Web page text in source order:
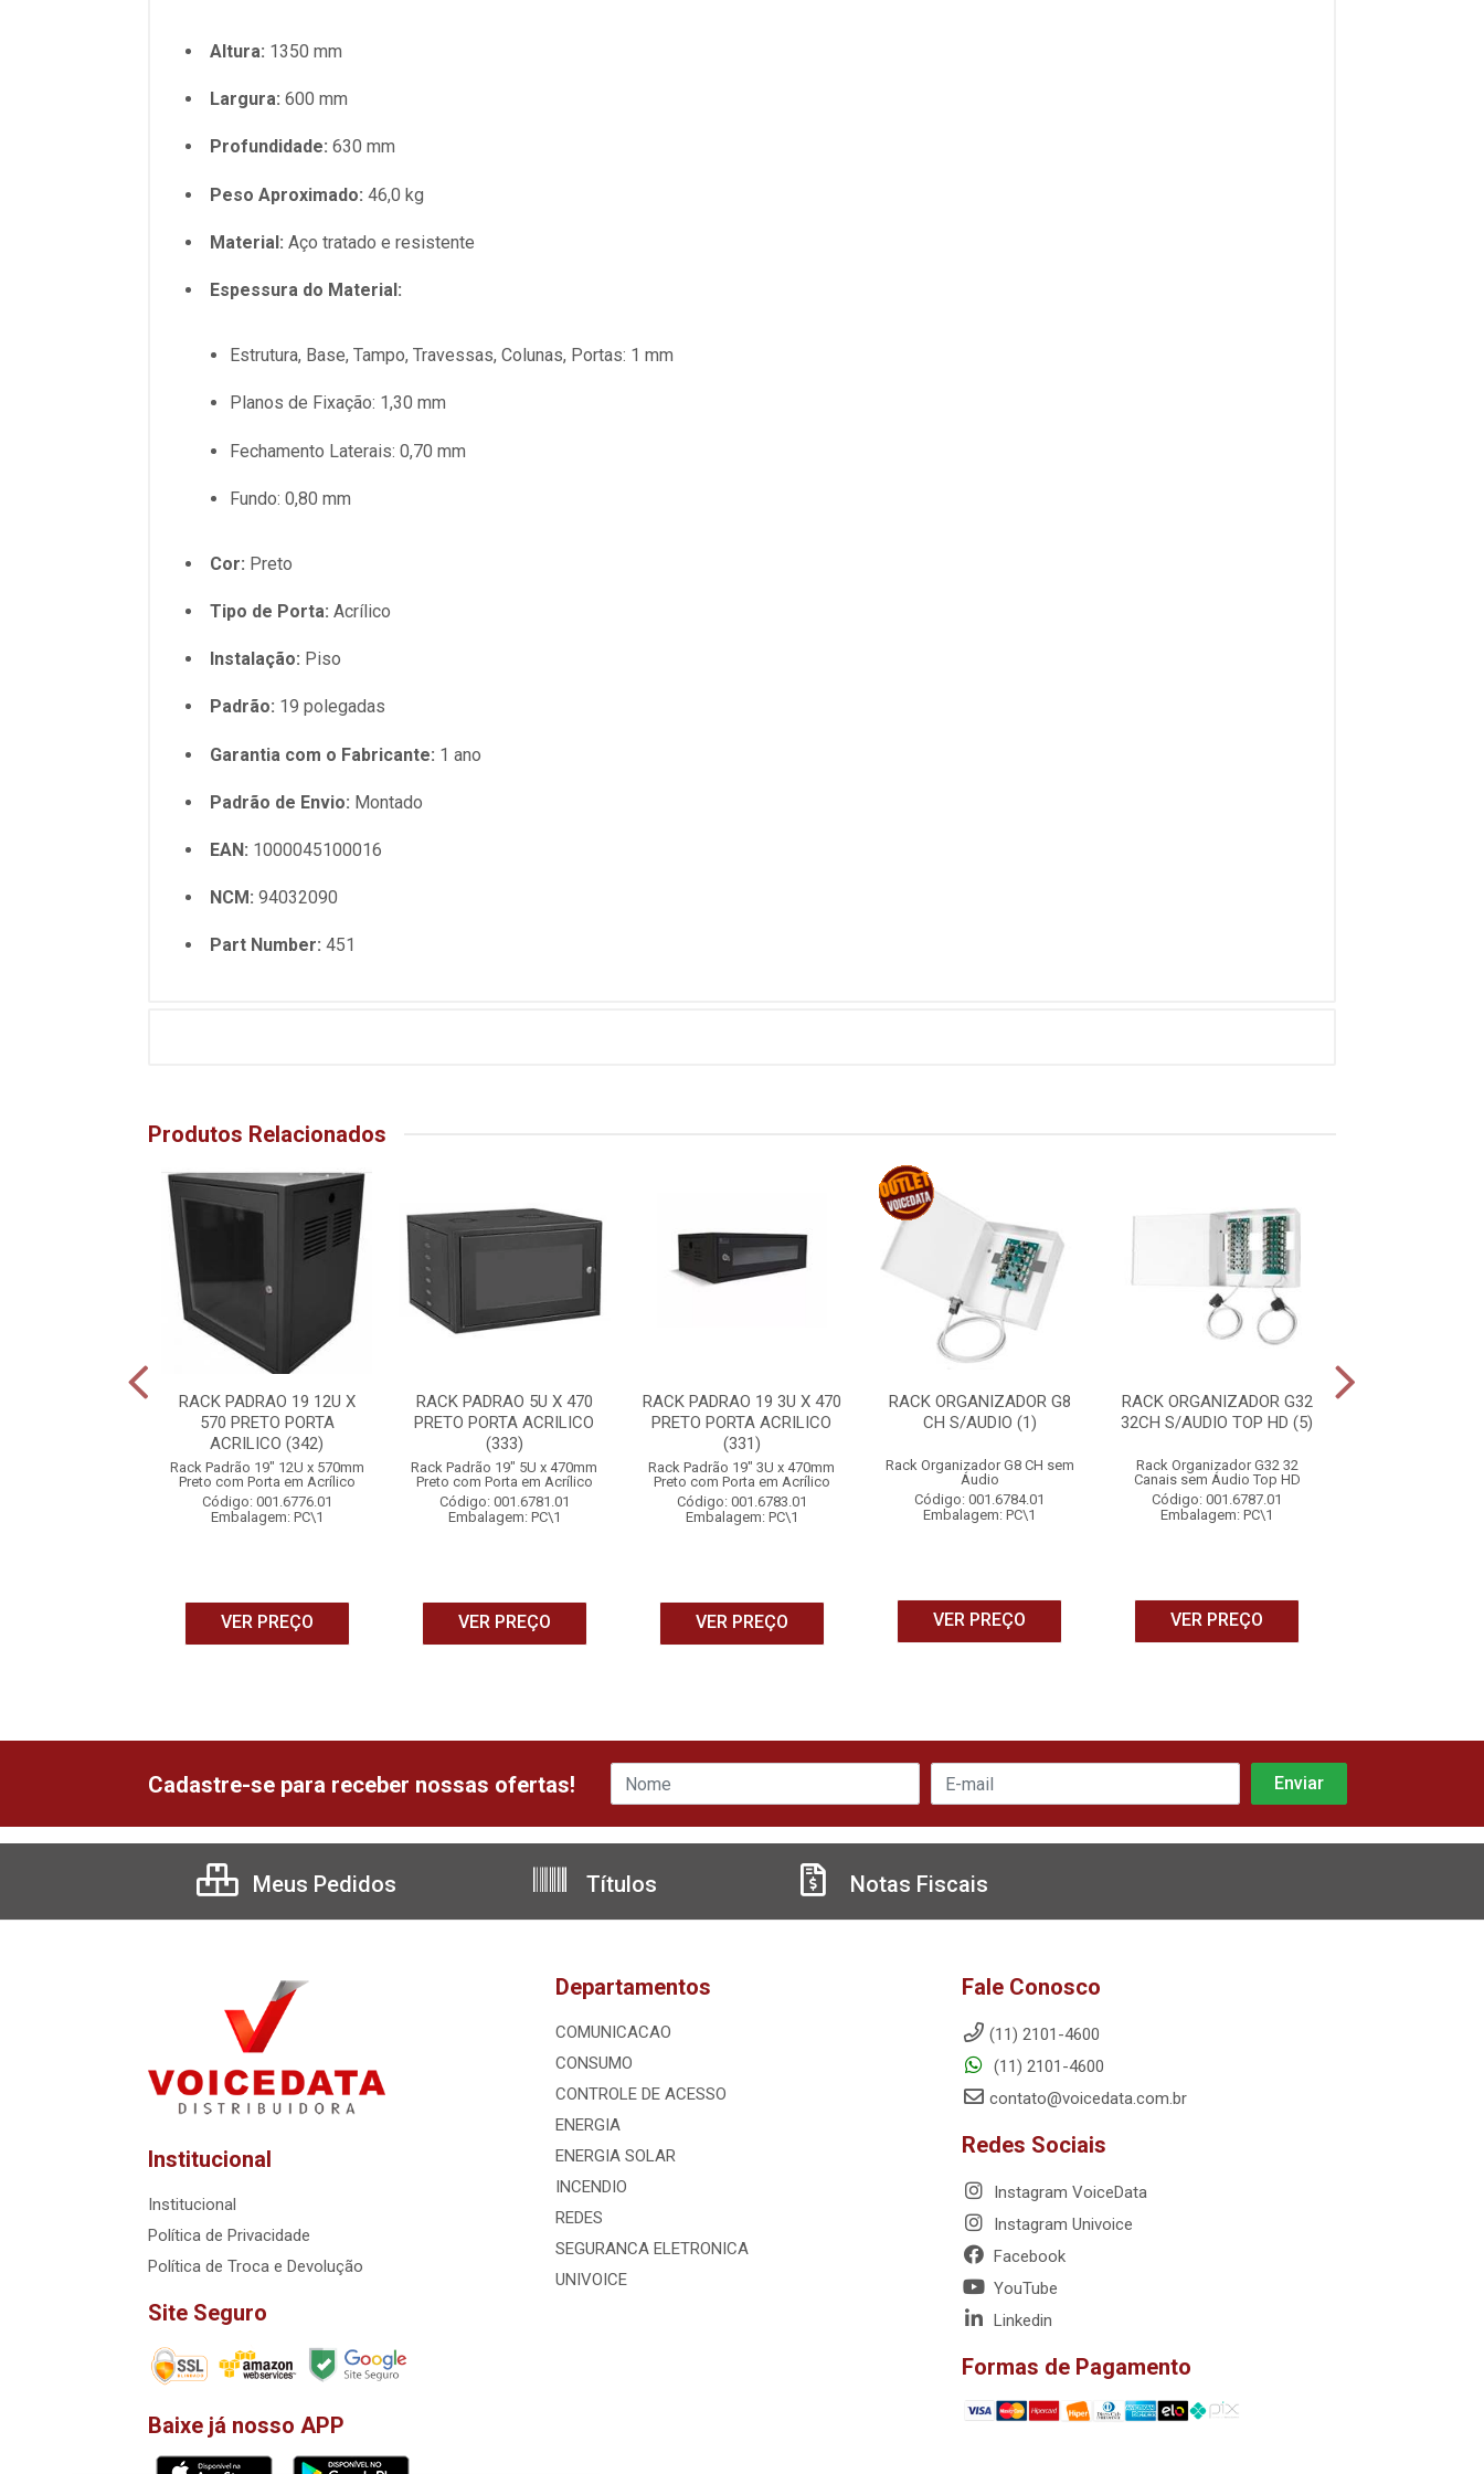
Altura: 1350 mm
Largura: 600 mm
Profundidade: 630 mm
Peso Aproximado: 46,0 kg
Material: Aço tratado e resistente
Espessura do Material:
Estrutura, Base, Tampo, Travessas, Colunas, Portas: 1 mm
Planos de Fixação: 1,30 mm
Fechamento Laterais: 0,70 mm
Fundo: 0,80 mm
Cor: Preto
Tipo de Porta: Acrílico
Instalação: Piso
Padrão: 19 polegadas
Garantia com o Fabricante: 1 ano
Padrão de Envio: Montado
EAN: 1000045100016
NCM: 94032090
Part Number: 451
Produtos Relacionados
RACK PADRAO 19 12U X
570 PRETO PORTA
ACRILICO (342)
Rack Padrão 19" 12U x 570mm
Preto com Porta em Acrílico
Código: 001.6776.01
Embalagem: PC\1
VER PREÇO
RACK PADRAO 5U X 470
PRETO PORTA ACRILICO
(333)
Rack Padrão 19" 5U x 470mm
Preto com Porta em Acrílico
Código: 001.6781.01
Embalagem: PC\1
VER PREÇO
RACK PADRAO 19 3U X 470
PRETO PORTA ACRILICO
(331)
Rack Padrão 19" 3U x 470mm
Preto com Porta em Acrílico
Código: 001.6783.01
Embalagem: PC\1
VER PREÇO
RACK ORGANIZADOR G8
CH S/AUDIO (1)
Rack Organizador G8 CH sem
Áudio
Código: 001.6784.01
Embalagem: PC\1
VER PREÇO
RACK ORGANIZADOR G32
32CH S/AUDIO TOP HD (5)
Rack Organizador G32 32
Canais sem Áudio Top HD
Código: 001.6787.01
Embalagem: PC\1
VER PREÇO
Cadastre-se para receber nossas ofertas!
Meus Pedidos Títulos Notas Fiscais
Institucional
Institucional
Política de Privacidade
Política de Troca e Devolução
Site Seguro
Baixe já nosso APP
Departamentos
COMUNICACAO
CONSUMO
CONTROLE DE ACESSO
ENERGIA
ENERGIA SOLAR
INCENDIO
REDES
SEGURANCA ELETRONICA
UNIVOICE
Fale Conosco
(11) 2101-4600
(11) 2101-4600
contato@voicedata.com.br
Redes Sociais
Instagram VoiceData
Instagram Univoice
Facebook
YouTube
Linkedin
Formas de Pagamento